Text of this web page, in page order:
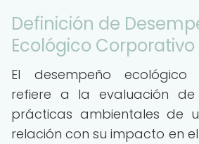
Definición de
Ecológico Corporativo
El desempeño
refiere a la evaluación
prácticas ambientales de
relación con su impacto en